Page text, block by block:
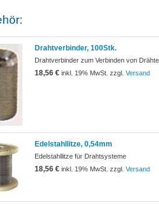
Drahtverbinder, 100Stk.
Drahtverbinder zum Verbinden von
18,56 €inkl. 19% MwSt. zzgl. Versand
Edelstahllitze, 0,54mm
Edelstahllitze für Drahtsysteme
18,56 €inkl. 19% MwSt. zzgl. Versand